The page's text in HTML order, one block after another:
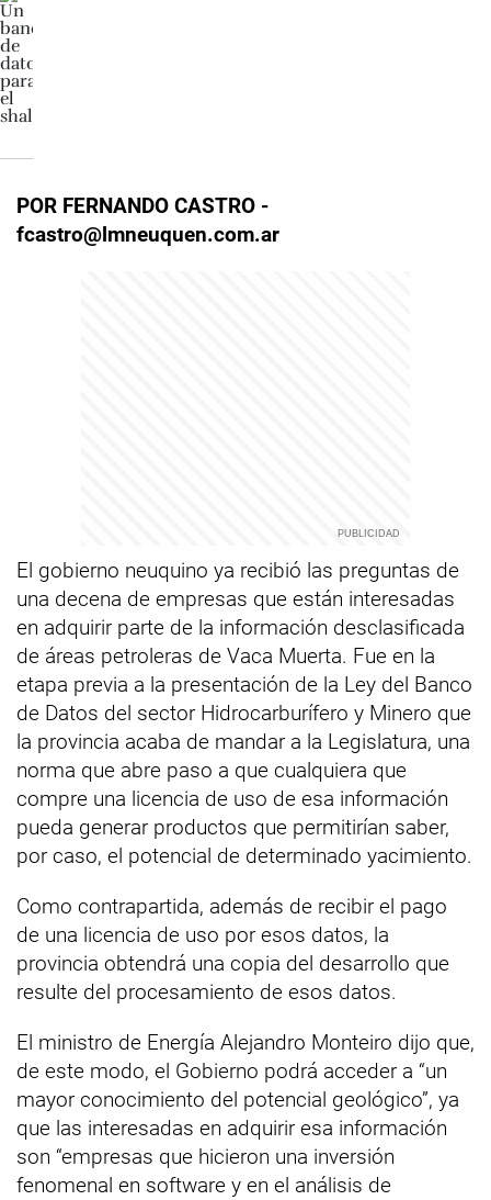
POR FERNANDO CASTRO -
fcastro@lmneuquen.com.ar
El gobierno neuquino ya recibió las preguntas de
una decena de empresas que están interesadas
en adquirir parte de la información desclasificada
de áreas petroleras de Vaca Muerta. Fue en la
etapa previa a la presentación de la Ley del Banco
de Datos del sector Hidrocarburífero y Minero que
la provincia acaba de mandar a la Legislatura, una
norma que abre paso a que cualquiera que
compre una licencia de uso de esa información
pueda generar productos que permitirían saber,
por caso, el potencial de determinado yacimiento.
Como contrapartida, además de recibir el pago
de una licencia de uso por esos datos, la
provincia obtendrá una copia del desarrollo que
resulte del procesamiento de esos datos.
El ministro de Energía Alejandro Monteiro dijo que,
de este modo, el Gobierno podrá acceder a “un
mayor conocimiento del potencial geológico”, ya
que las interesadas en adquirir esa información
son “empresas que hicieron una inversión
fenomenal en software y en el análisis de